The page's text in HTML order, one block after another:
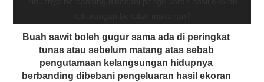
Buah sawit boleh gugur sama ada di peringkat
tunas atau sebelum matang atas sebab
pengutamaan kelangsungan hidupnya
berbanding dibebani pengeluaran hasil ekoran